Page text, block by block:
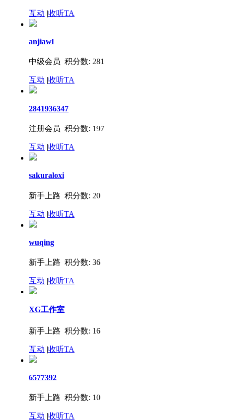
互动 |收听TA
anjiawl
中级会员 积分数: 281
互动 收听TA
2841936347
注册会员 积分数: 197
互动 |收听TA
sakuraloxi
新手上路 积分数: 20
互动 |收听TA
wuqing
新手上路 积分数: 36
互动 |收听TA
XG工作室
新手上路 积分数: 16
互动 |收听TA
6577392
新手上路 积分数: 10
互动 |收听TA